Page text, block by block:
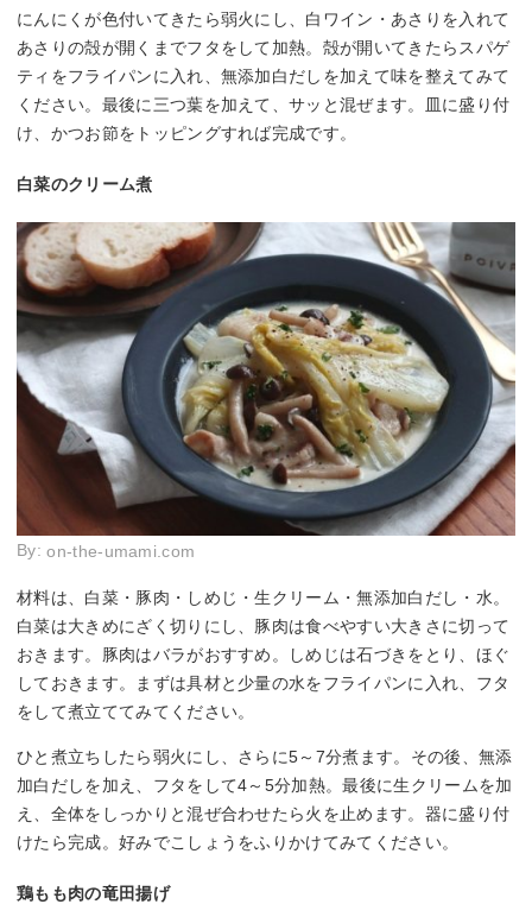
にんにくが色付いてきたら弱火にし、白ワイン・あさりを入れて
あさりの殻が開くまでフタをして加熱。殻が開いてきたらスパゲ
ティをフライパンに入れ、無添加白だしを加えて味を整えてみて
ください。最後に三つ葉を加えて、サッと混ぜます。皿に盛り付
け、かつお節をトッピングすれば完成です。
白菜のクリーム煮
By:on-the-umami.com
材料は、白菜・豚肉・しめじ・生クリーム・無添加白だし・水。
白菜は大きめにざく切りにし、豚肉は食べやすい大きさに切って
おきます。豚肉はバラがおすすめ。しめじは石づきをとり、ほぐ
しておきます。まずは具材と少量の水をフライパンに入れ、フタ
をして煮立ててみてください。
ひと煮立ちしたら弱火にし、さらに5～7分煮ます。その後、無添
加白だしを加え、フタをして4～5分加熱。最後に生クリームを加
え、全体をしっかりと混ぜ合わせたら火を止めます。器に盛り付
けたら完成。好みでこしょうをふりかけてみてください。
鶏もも肉の竜田揚げ